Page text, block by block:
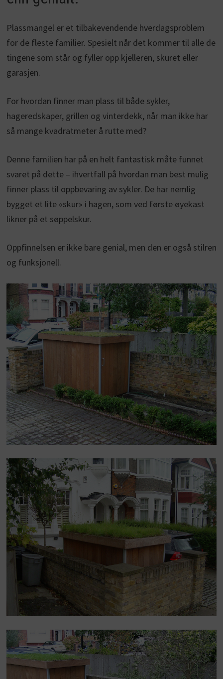
Plassmangel er et tilbakevendende hverdagsproblem
for de fleste familier. Spesielt når det kommer til alle de
tingene som står og fyller opp kjelleren, skuret eller
garasjen.
For hvordan finner man plass til både sykler,
hageredskaper, grillen og vinterdekk, når man ikke har
så mange kvadratmeter å rutte med?
Denne familien har på en helt fantastisk måte funnet
svaret på dette – ihvertfall på hvordan man best mulig
finner plass til oppbevaring av sykler. De har nemlig
bygget et lite «skur» i hagen, som ved første øyekast
likner på et søppelskur.
Oppfinnelsen er ikke bare genial, men den er også stilren
og funksjonell.